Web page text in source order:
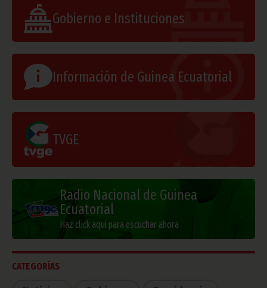
Gobierno e Instituciones
Información de Guinea Ecuatorial
TVGE
Radio Nacional de Guinea
Ecuatorial
Haz click aquí para escuchar ahora
CATEGORÍAS